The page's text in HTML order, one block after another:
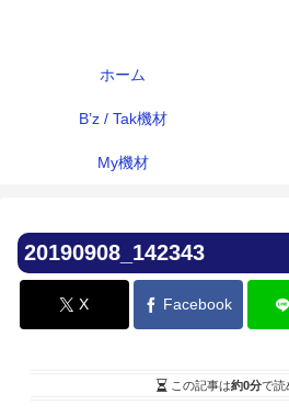
ホーム
B’z / Tak機材
My機材
20190908_142343
X Facebook
この記事は約0分で読